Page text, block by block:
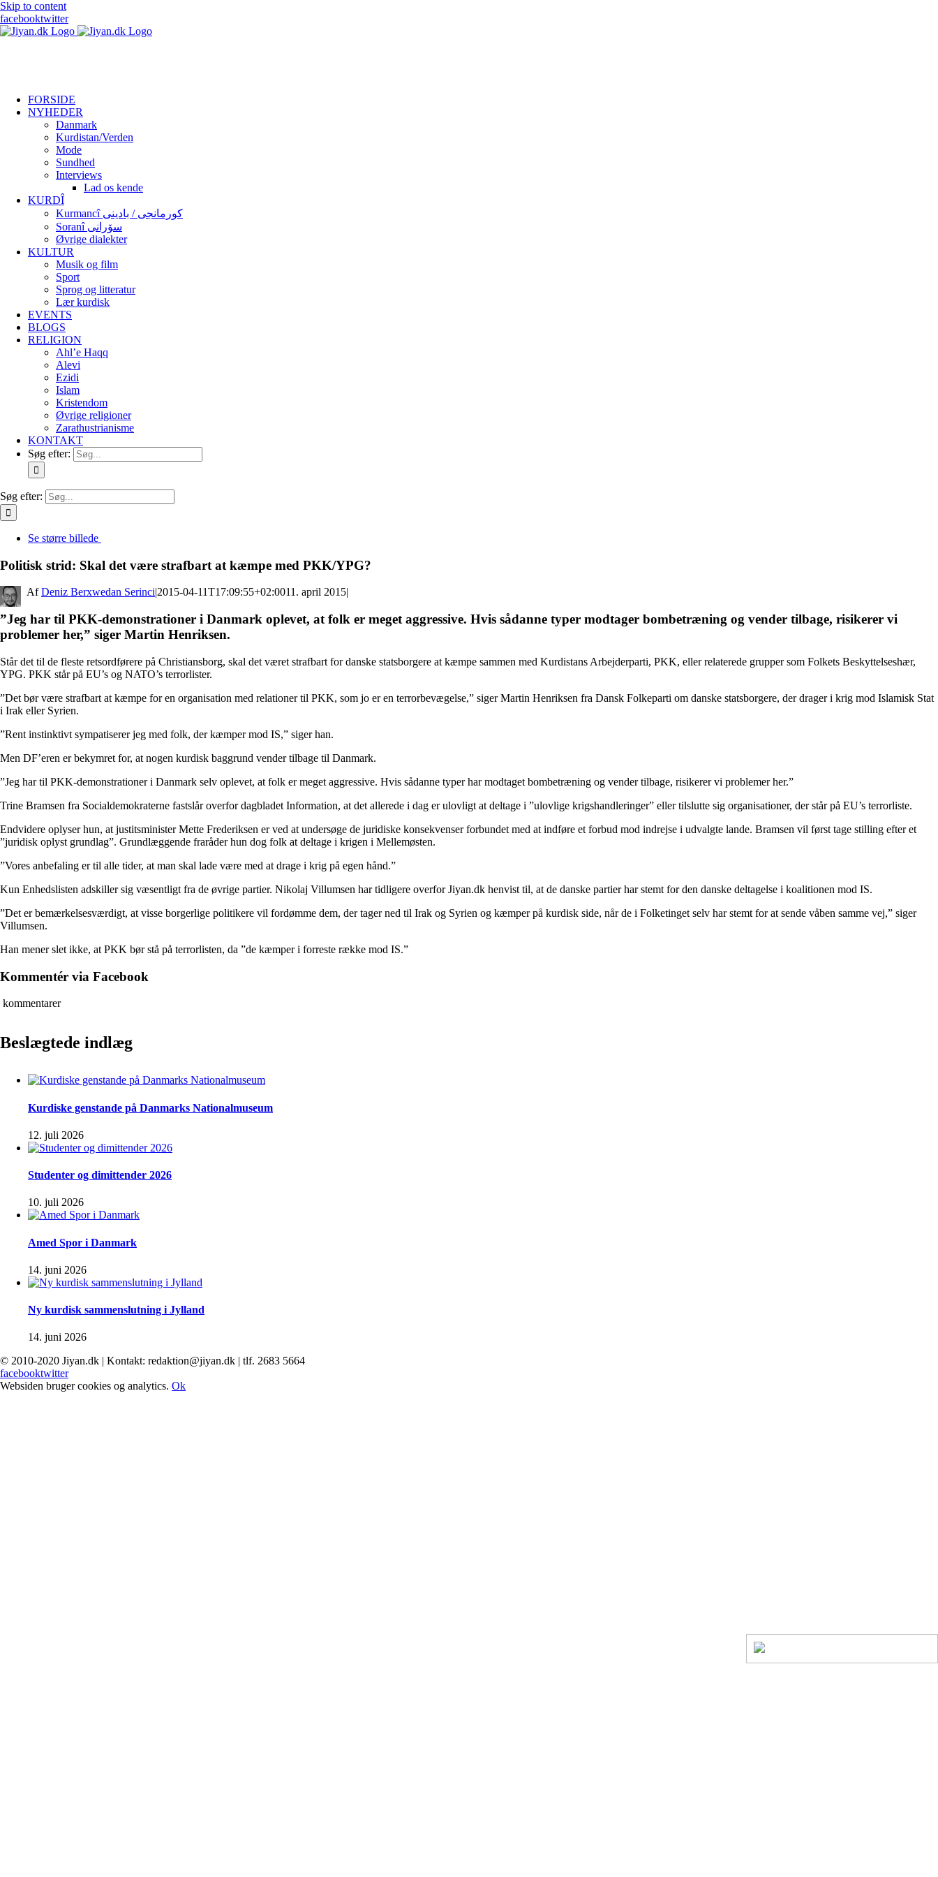
Skip to content
facebooktwitter
FORSIDE
NYHEDER
Danmark
Kurdistan/Verden
Mode
Sundhed
Interviews
Lad os kende
KURDÎ
Kurmancî کورمانجی / بادینی
Soranî سۆرانی
Øvrige dialekter
KULTUR
Musik og film
Sport
Sprog og litteratur
Lær kurdisk
EVENTS
BLOGS
RELIGION
Ahl’e Haqq
Alevi
Ezidi
Islam
Kristendom
Øvrige religioner
Zarathustrianisme
KONTAKT
Søg efter:
Søg efter:
Se større billede
Politisk strid: Skal det være strafbart at kæmpe med PKK/YPG?
By Deniz Berxwedan Serinci|2015-04-11T17:09:55+02:0011. april 2015|
”Jeg har til PKK-demonstrationer i Danmark oplevet, at folk er meget aggressive. Hvis sådanne typer modtager bombetræning og vender tilbage, risikerer vi
problemer her,” siger Martin Henriksen.
Står det til de fleste retsordførere på Christiansborg, skal det været strafbart for danske statsborgere at kæmpe sammen med Kurdistans Arbejderparti, PKK, eller relaterede grupper som Folkets Beskyttelseshær,
YPG. PKK står på EU’s og NATO’s terrorlister.
”Det bør være strafbart at kæmpe for en organisation med relationer til PKK, som jo er en terrorbevægelse,” siger Martin Henriksen fra Dansk Folkeparti om danske statsborgere, der drager i krig mod Islamisk Stat
i Irak eller Syrien.
”Rent instinktivt sympatiserer jeg med folk, der kæmper mod IS,” siger han.
Men DF’eren er bekymret for, at nogen kurdisk baggrund vender tilbage til Danmark.
”Jeg har til PKK-demonstrationer i Danmark selv oplevet, at folk er meget aggressive. Hvis sådanne typer har modtaget bombetræning og vender tilbage, risikerer vi problemer her.”
Trine Bramsen fra Socialdemokraterne fastslår overfor dagbladet Information, at det allerede i dag er ulovligt at deltage i ”ulovlige krigshandleringer” eller tilslutte sig organisationer, der står på EU’s terrorliste.
Endvidere oplyser hun, at justitsminister Mette Frederiksen er ved at undersøge de juridiske konsekvenser forbundet med at indføre et forbud mod indrejse i udvalgte lande. Bramsen vil først tage stilling efter et
”juridisk oplyst grundlag”. Grundlæggende fraråder hun dog folk at deltage i krigen i Mellemøsten.
”Vores anbefaling er til alle tider, at man skal lade være med at drage i krig på egen hånd.”
Kun Enhedslisten adskiller sig væsentligt fra de øvrige partier. Nikolaj Villumsen har tidligere overfor Jiyan.dk henvist til, at de danske partier har stemt for den danske deltagelse i koalitionen mod IS.
”Det er bemærkelsesværdigt, at visse borgerlige politikere vil fordømme dem, der tager ned til Irak og Syrien og kæmper på kurdisk side, når de i Folketinget selv har stemt for at sende våben samme vej,” siger
Villumsen.
Han mener slet ikke, at PKK bør stå på terrorlisten, da ”de kæmper i forreste række mod IS.”
Kommentér via Facebook
kommentarer
Beslægtede indlæg
Kurdiske genstande på Danmarks Nationalmuseum
12. juli 2026
Studenter og dimittender 2026
10. juli 2026
Amed Spor i Danmark
14. juni 2026
Ny kurdisk sammenslutning i Jylland
14. juni 2026
© 2010-2020 Jiyan.dk | Kontakt: redaktion@jiyan.dk | tlf. 2683 5664
facebooktwitter
Websiden bruger cookies og analytics. Ok